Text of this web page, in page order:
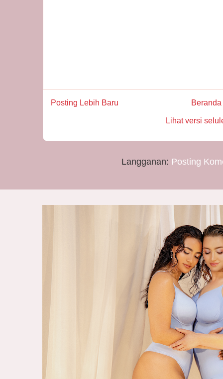
Posting Lebih Baru Beranda
Lihat versi
Langganan: Posting